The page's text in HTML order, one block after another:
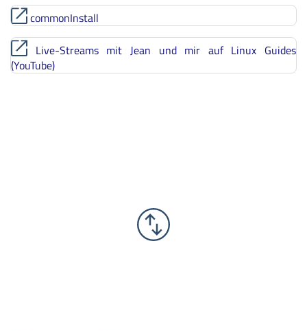
commonInstall
Live-Streams mit Jean und mir auf Linux Guides
(YouTube)